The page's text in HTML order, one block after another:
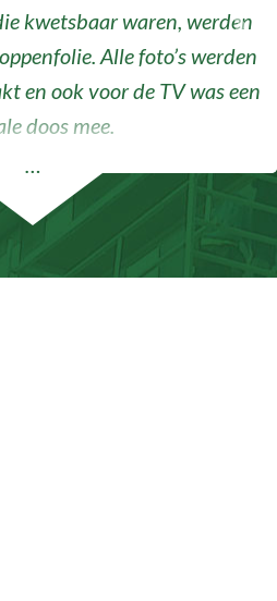
kwetsbaar waren, werden
Alle foto’s werden
en ook voor de TV was een
doos mee.
Oosthuizen
Oosthuizen
…